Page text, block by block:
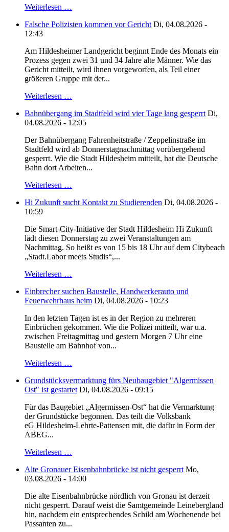
Weiterlesen …
Falsche Polizisten kommen vor Gericht Di, 04.08.2026 -
12:43
Am Hildesheimer Landgericht beginnt Ende des Monats ein
Prozess gegen zwei 31 und 34 Jahre alte Männer. Wie das
Gericht mitteilt, wird ihnen vorgeworfen, als Teil einer
größeren Gruppe mit der...
Weiterlesen …
Bahnübergang im Stadtfeld wird vier Tage lang gesperrt Di,
04.08.2026 - 12:05
Der Bahnübergang Fahrenheitstraße / Zeppelinstraße im
Stadtfeld wird ab Donnerstagnachmittag vorübergehend
gesperrt. Wie die Stadt Hildesheim mitteilt, hat die Deutsche
Bahn dort Arbeiten...
Weiterlesen …
Hi Zukunft sucht Kontakt zu Studierenden Di, 04.08.2026 -
10:59
Die Smart-City-Initiative der Stadt Hildesheim Hi Zukunft
lädt diesen Donnerstag zu zwei Veranstaltungen am
Nachmittag. So heißt es von 15 bis 18 Uhr auf dem Citybeach
„Stadt.Labor meets Studis“,...
Weiterlesen …
Einbrecher suchen Baustelle, Handwerkerauto und
Feuerwehrhaus heim Di, 04.08.2026 - 10:23
In den letzten Tagen ist es in der Region zu mehreren
Einbrüchen gekommen. Wie die Polizei mitteilt, war u.a.
zwischen Freitagmittag und gestern Morgen 7 Uhr eine
Baustelle am Bahnhof von...
Weiterlesen …
Grundstücksvermarktung fürs Neubaugebiet "Algermissen
Ost" ist gestartet Di, 04.08.2026 - 09:15
Für das Baugebiet „Algermissen-Ost“ hat die Vermarktung
der Grundstücke begonnen. Das teilt die Volksbank
eG Hildesheim-Lehrte-Pattensen mit, die dafür in Form der
ABEG...
Weiterlesen …
Alte Gronauer Eisenbahnbrücke ist nicht gesperrt Mo,
03.08.2026 - 14:00
Die alte Eisenbahnbrücke nördlich von Gronau ist derzeit
nicht gesperrt. Darauf weist die Samtgemeinde Leinebergland
hin, nachdem ein entsprechendes Schild am Wochenende bei
Passanten zu...